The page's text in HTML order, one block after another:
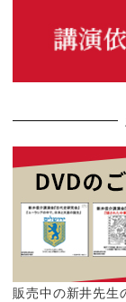
販売中の新井先生